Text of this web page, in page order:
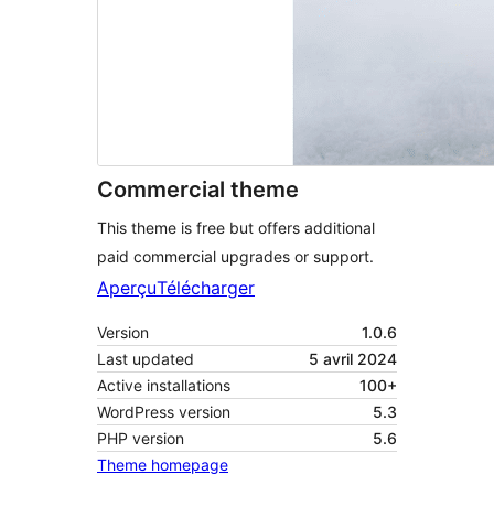
Commercial theme
This theme is free but offers additional
paid commercial upgrades or support.
AperçuTélécharger
Version
1.0.6
Last updated
5 avril 2024
Active installations
100+
WordPress version
5.3
PHP version
5.6
Theme homepage